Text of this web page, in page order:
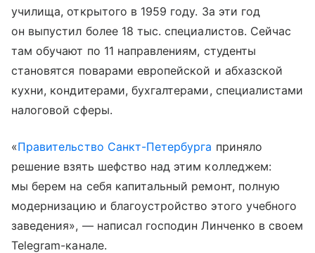
училища, открытого в 1959 году. За эти год
он выпустил более 18 тыс. специалистов. Сейчас
там обучают по 11 направлениям, студенты
становятся поварами европейской и абхазской
кухни, кондитерами, бухгалтерами, специалистами
налоговой сферы.
«Правительство Санкт-Петербурга приняло
решение взять шефство над этим колледжем:
мы берем на себя капитальный ремонт, полную
модернизацию и благоустройство этого учебного
заведения», — написал господин Линченко в своем
Telegram-канале.